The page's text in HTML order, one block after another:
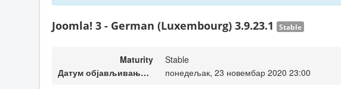
Joomla! 3 - German (Luxembourg) 3.9.23.1 Stable
Maturity
Stable
Датум објављивања верзије
понедељак, 23 новембар 2020 23:00